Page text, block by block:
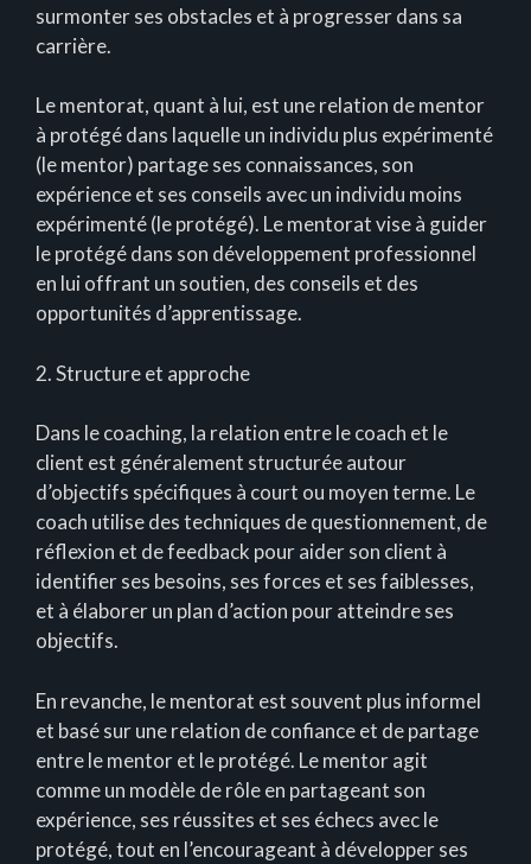
surmonter ses obstacles et à progresser dans sa
carrière.
Le mentorat, quant à lui, est une relation de mentor
à protégé dans laquelle un individu plus expérimenté
(le mentor) partage ses connaissances, son
expérience et ses conseils avec un individu moins
expérimenté (le protégé). Le mentorat vise à guider
le protégé dans son développement professionnel
en lui offrant un soutien, des conseils et des
opportunités d’apprentissage.
2. Structure et approche
Dans le coaching, la relation entre le coach et le
client est généralement structurée autour
d’objectifs spécifiques à court ou moyen terme. Le
coach utilise des techniques de questionnement, de
réflexion et de feedback pour aider son client à
identifier ses besoins, ses forces et ses faiblesses,
et à élaborer un plan d’action pour atteindre ses
objectifs.
En revanche, le mentorat est souvent plus informel
et basé sur une relation de confiance et de partage
entre le mentor et le protégé. Le mentor agit
comme un modèle de rôle en partageant son
expérience, ses réussites et ses échecs avec le
protégé, tout en l’encourageant à développer ses